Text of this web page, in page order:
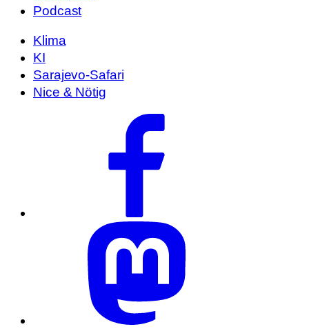
Podcast
Klima
KI
Sarajevo-Safari
Nice & Nötig